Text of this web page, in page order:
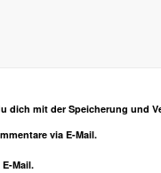
dich mit der Speicherung und
via E-Mail.
Mail.